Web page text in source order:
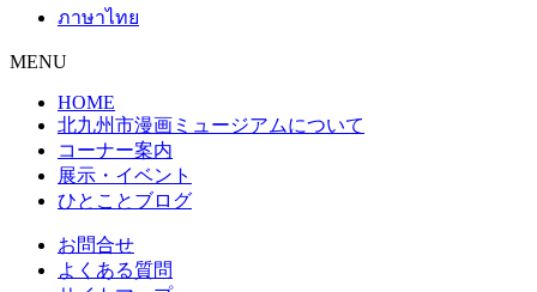
ภาษาไทย
MENU
HOME
北九州市漫画ミュージアムについて
コーナー案内
展示・イベント
ひとことブログ
お問合せ
よくある質問